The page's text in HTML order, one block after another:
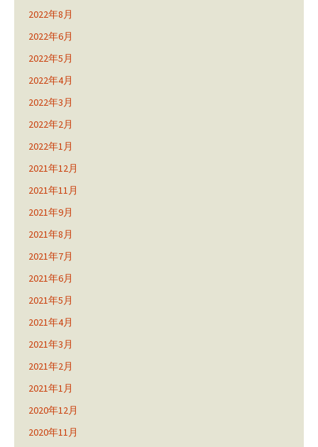
2022年8月
2022年6月
2022年5月
2022年4月
2022年3月
2022年2月
2022年1月
2021年12月
2021年11月
2021年9月
2021年8月
2021年7月
2021年6月
2021年5月
2021年4月
2021年3月
2021年2月
2021年1月
2020年12月
2020年11月